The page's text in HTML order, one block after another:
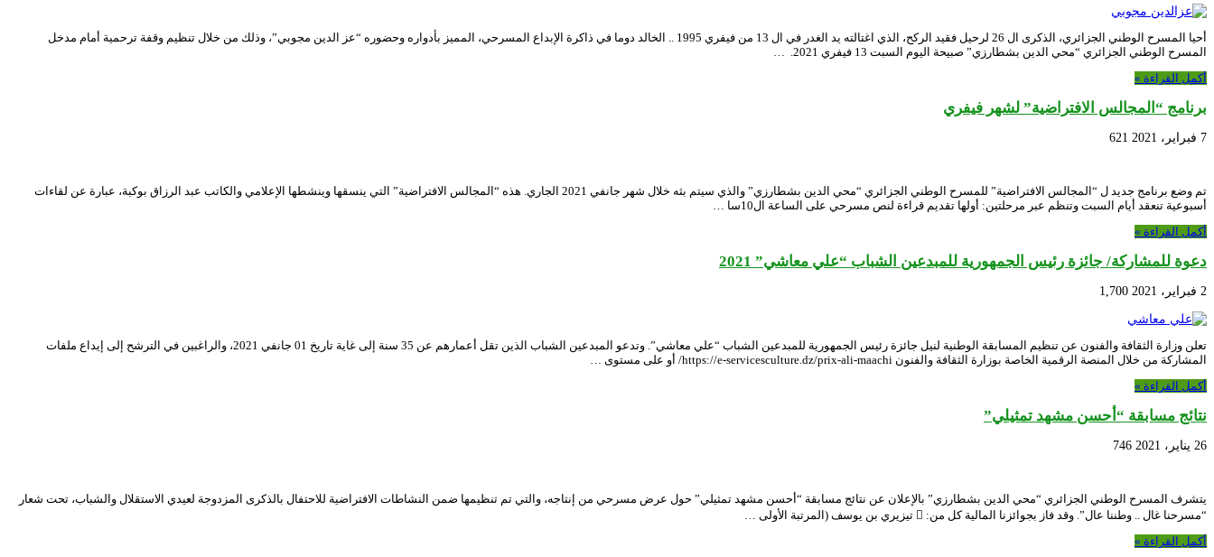
أحيا المسرح الوطني الجزائري، الذكرى ال 26 لرحيل فقيد الركح، الذي اغتالته يد الغدر في ال 13 من فيفري 1995 .. الخالد دوما في ذاكرة الإبداع المسرحي، المميز بأدواره وحضوره “عز الدين مجوبي”، وذلك من خلال تنظيم وقفة ترحمية أمام مدخل
المسرح الوطني الجزائري “محي الدين بشطارزي” صبيحة اليوم السبت 13 فيفري 2021. …
أكمل القراءة »
برنامج “المجالس الافتراضية” لشهر فيفري
7 فبراير، 2021 621
تم وضع برنامج جديد ل “المجالس الافتراضية” للمسرح الوطني الجزائري “محي الدين بشطارزي” والذي سيتم بثه خلال شهر جانفي 2021 الجاري. هذه “المجالس الافتراضية” التي ينسقها وينشطها الإعلامي والكاتب عبد الرزاق بوكبة، عبارة عن لقاءات
أسبوعية تنعقد أيام السبت وتنظم عبر مرحلتين: أولها تقديم قراءة لنص مسرحي على الساعة ال10سا …
أكمل القراءة »
دعوة للمشاركة/ جائزة رئيس الجمهورية للمبدعين الشباب “علي معاشي” 2021
2 فبراير، 2021 1,700
تعلن وزارة الثقافة والفنون عن تنظيم المسابقة الوطنية لنيل جائزة رئيس الجمهورية للمبدعين الشباب “علي معاشي”. وتدعو المبدعين الشباب الذين تقل أعمارهم عن 35 سنة إلى غاية تاريخ 01 جانفي 2021، والراغبين في الترشح إلى إيداع ملفات
المشاركة من خلال المنصة الرقمية الخاصة بوزارة الثقافة والفنون https://e-servicesculture.dz/prix-ali-maachi/ أو على مستوى …
أكمل القراءة »
نتائج مسابقة “أحسن مشهد تمثيلي”
26 يناير، 2021 746
يتشرف المسرح الوطني الجزائري “محي الدين بشطارزي” بالإعلان عن نتائج مسابقة “أحسن مشهد تمثيلي” حول عرض مسرحي من إنتاجه، والتي تم تنظيمها ضمن النشاطات الافتراضية للاحتفال بالذكرى المزدوجة لعيدي الاستقلال والشباب، تحت شعار
“مسرحنا غال .. وطننا عال”. وقد فاز بجوائزنا المالية كل من:  تيزيري بن يوسف (المرتبة الأولى …
أكمل القراءة »